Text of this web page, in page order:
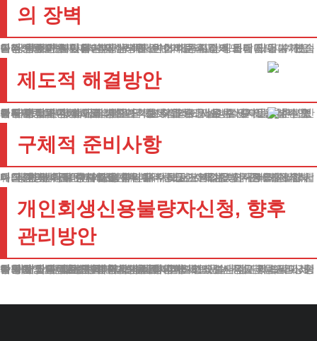
의 장벽
은행 업무가 제한되면 일상생활 전반에 큰 지장이 초래됩니다. 개인회생신용불량자 대부분 계좌 개설이 거절되고, 카드 발급도 불가능한 상황에 처합니다.
이는 단순한 불편을 넘어 생계를 위협하는 수준의 문제가 될 수 있습니다. 특히 현대 사회에서는 비대면 거래가 일상화되어 있어, 기본적인 금융서비스 이용이 제한되면 큰 어려움을 겪게 됩니다.
온라인 쇼핑은 물론, 각종 구독서비스 이용이나 공과금 자동이체도 불가능해질 수 있습니다.
제도적 해결방안
중지명령을 통해 해결의 실마리를 찾을 수 있습니다. 개인회생신용불량자 적법한 절차를 밟으면 기본적인 금융 서비스를 이용할 수 있습니다.
채무 조정과 함께 거래 제한도 해소되므로, 새로운 시작을 위한 기반을 마련할 수 있습니다. 법원의 보호 아래에서는 채권자들의 추심행위가 중단됩니다.
이를 통해 안정적으로 상환계획을 수립하고 실행할 수 있습니다. 또한 급여 압류나 예금 압류 같은 강제집행도 막을 수 있어, 정상적인 경제활동이 가능해집니다.
구체적 준비사항
개인회생신용불량자 상황 개선을 위해서는 체계적인 준비가 필요합니다. 현재 채무 상태를 정확히 파악하고, 소득 증빙 자료를 준비하며, 상환 계획을 수립해야 합니다.
이 과정에서 전문가의 조언이 매우 중요한 역할을 합니다. 필요한 서류를 꼼꼼히 준비해야 합니다.
재직증명서, 급여명세서, 채무내역서 등 기본적인 서류부터 시작하여, 상황에 따라 추가로 요구되는 자료들도 빠짐없이 구비해야 합니다. 특히 정기적인 수입을 증명할 수 있는 자료는 매우 중요합니다.
개인회생신용불량자신청, 향후
관리방안
개인회생신용불량자신청, 법적 절차가 진행되면서 점진적으로 상황이 개선됩니다. 상환 계획을 성실히 이행하면서 신용도 회복되고, 정상적인 금융생활로 돌아갈 수 있습니다.
법무법인 테헤란은 귀하의 상황을 이해하고 있습니다. 금융거래 제한으로 인한 불편함, 채권사의 독촉, 앞으로의 불안감까지, 모든 것을 해결할 수 있는 방법이 있습니다.
수많은 의뢰인들이 이미 이 과정을 통해 새로운 시작을 했습니다. 귀하의 재기를 돕는 것이 저희의 사명입니다.
상황에 맞는 최적의 해결방안을 제시해드리겠습니다. 더 나은 미래를 위해 지금 바로 연락주시기 바랍니다.